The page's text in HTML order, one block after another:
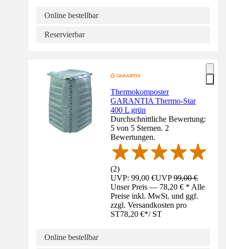
Online bestellbar
Reservierbar
Thermokomposter
GARANTIA Thermo-Star
400 L grün
Durchschnittliche Bewertung:
5 von 5 Sternen. 2
Bewertungen.
(2)
UVP: 99,00 €UVP99,00 €
Unser Preis — 78,20 € * Alle
Preise inkl. MwSt. und ggf.
zzgl. Versandkosten pro
ST78,20 €*/ ST
Online bestellbar